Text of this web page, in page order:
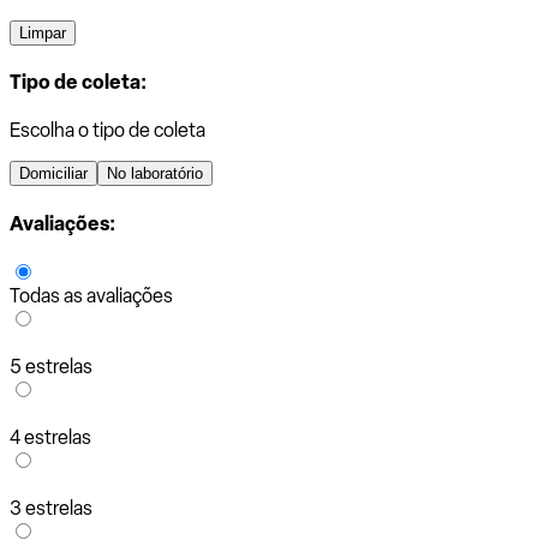
Limpar
Tipo de coleta:
Escolha o tipo de coleta
Domiciliar No laboratório
Avaliações:
Todas as avaliações
5 estrelas
4 estrelas
3 estrelas